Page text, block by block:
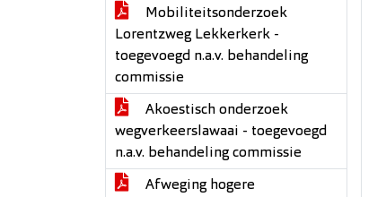
Mobiliteitsonderzoek
Lorentzweg Lekkerkerk -
toegevoegd n.a.v. behandeling
commissie
Akoestisch onderzoek
wegverkeerslawaai - toegevoegd
n.a.v. behandeling commissie
Afweging hogere